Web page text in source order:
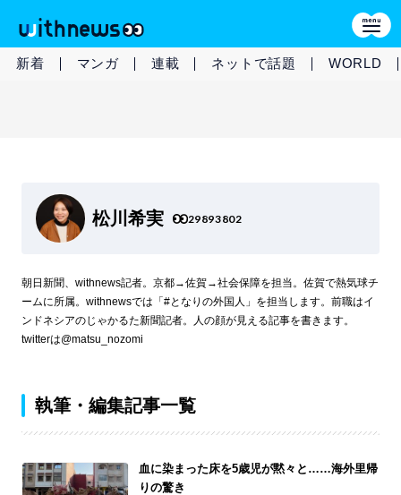
新着 マンガ 連載 ネットで話題 WORLD
松川希実 29893802
朝日新聞、withnews記者。京都→佐賀→社会保障を担当。佐賀で熱気球チ
ームに所属。withnewsでは「#となりの外国人」を担当します。前職はイ
ンドネシアのじゃかるた新聞記者。人の顔が見える記事を書きます。
twitterは@matsu_nozomi
執筆・編集記事一覧
血に染まった床を5歳児が黙々と……海外里帰
りの驚き